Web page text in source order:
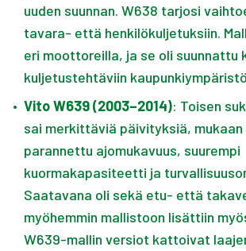
uuden suunnan. W638 tarjosi
tavara- että henkilökuljetuksiin.
eri moottoreilla, ja se oli suunnattu
kuljetustehtäviin
• Vito W639 (2003–2014): Toisen
sai merkittäviä päivityksiä, mukaan
parannettu ajomukavuus, suurempi
kuormakapasiteetti ja
Saatavana oli sekä etu- että
myöhemmin mallistoon lisättiin
W639-mallin versiot kattoivat